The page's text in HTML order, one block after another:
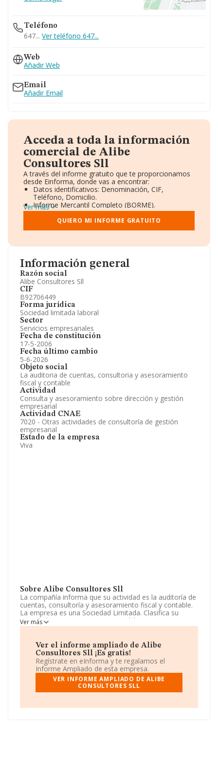
Información general
Razón social
Alibe Consultores Sll
CIF
B92706449
Forma jurídica
Sociedad limitada laboral
Sector
Servicios empresariales
Fecha de constitución
17-5-2006
Fecha último cambio
5-6-2026
Objeto social
La auditoria de cuentas, consultoria y asesoramiento
fiscal y contable
Actividad
Consulta y asesoramiento sobre dirección y gestión
empresarial
Actividad CNAE
7020 - Otras actividades de consultoría de gestión
empresarial
Estado de la empresa
Viva
Sobre Alibe Consultores Sll
La compañía informa que su actividad es la auditoría de
cuentas, consultoría y asesoramiento fiscal y contable.
La empresa es una Sociedad Limitada. Clasifica su
actividad CNAE como '%cnae%', código 7020. La
sociedad no tiene actividad en mercados exteriores.
La compañíaAlibe Consultores Sll, con NIF
B92706449, está situada en Calle Doña Clarines núm.
30, (29004), Málaga, Andalucía.
En base a la información de la que dispone INFORMA
sobre 72.271 compañías, en el ámbito nacional la
facturación alcanza la cifra de 15.184 millones de euros
todas las empresas es de 210 mil euros. Respecto a la
Ver más
Ver el informe ampliado de Alibe
Consultores Sll ¡Es gratis!
Regístrate en eInforma y te regalamos el
Informe Ampliado de esta empresa.
VER INFORME AMPLIADO DE ALIBE
CONSULTORES SLL
Teléfono
647... Ver teléfono 647...
Web
Añadir Web
Email
Añadir Email
Acceda a toda la información
comercial de Alibe
Consultores Sll
A través del informe gratuito que te proporcionamos
desde Einforma, donde vas a encontrar:
Datos identificativos: Denominación, CIF,
Teléfono, Domicilio.
Informe Mercantil Completo (BORME).
Gráficos de Evolución Ventas y Empleados.
Consejo de Administración y Administradores.
Directivos y Ejecutivos.
Información oficial y registral complementaria.
Ver más
QUIERO MI INFORME GRATUITO